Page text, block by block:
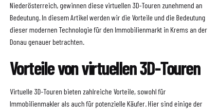
Niederösterreich, gewinnen diese virtuellen 3D-Touren zunehmend an
Bedeutung. In diesem Artikel werden wir die Vorteile und die Bedeutung
dieser modernen Technologie für den Immobilienmarkt in Krems an der
Donau genauer betrachten.
Vorteile von virtuellen 3D-Touren
Virtuelle 3D-Touren bieten zahlreiche Vorteile, sowohl für
Immobilienmakler als auch für potenzielle Käufer. Hier sind einige der